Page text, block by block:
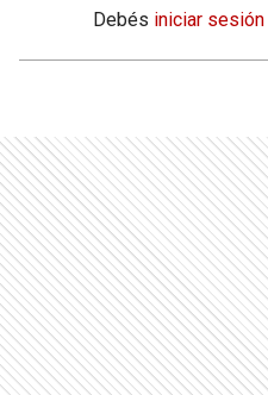
Debés iniciar sesión